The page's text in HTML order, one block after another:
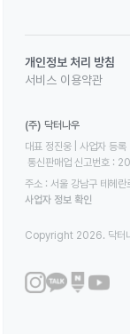
개인정보 처리 방침
서비스 이용약관
(주) 닥터나우
대표 정진웅 | 사업자
통신판매업 신고번호
주소 : 서울 강남구 테헤
사업자 정보 확인
Copyright 2026. 닥터